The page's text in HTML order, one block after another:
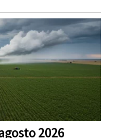
2026